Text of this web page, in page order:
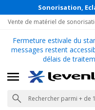
Sonorisation,
Vente de matériel de
Fermeture estivale du
messages restent
délais de